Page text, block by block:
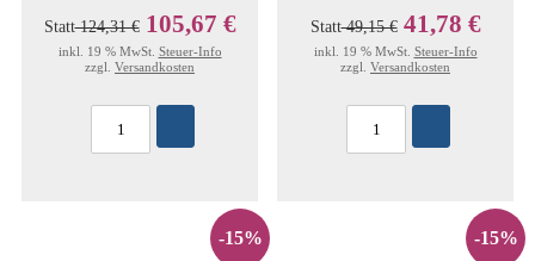
Statt124,31 € 105,67 €
inkl. 19 % MwSt. Steuer-Info
zzgl. Versandkosten
Statt49,15 € 41,78 €
inkl. 19 % MwSt. Steuer-Info
zzgl. Versandkosten
-15% -15%